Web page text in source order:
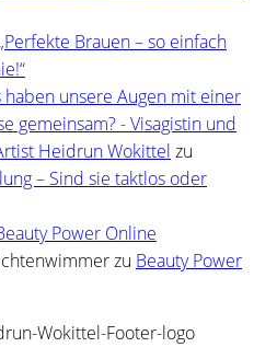
„Perfekte Brauen – so einfach
haben unsere Augen mit einer
gemeinsam? - Visagistin und
Heidrun Wokittel zu
– Sind sie taktlos oder
Power Online
zu Beauty Power